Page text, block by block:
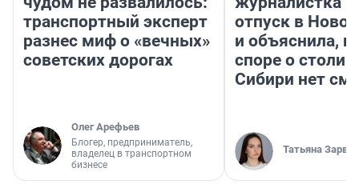
транспортный эксперт
разнес миф о «вечных»
советских дорогах
Олег Арефьев
Блогер, предприниматель,
владелец в транспортном
бизнесе
отпуск в
и объяснила,
споре о
Сибири нет
Татьяна Зарва